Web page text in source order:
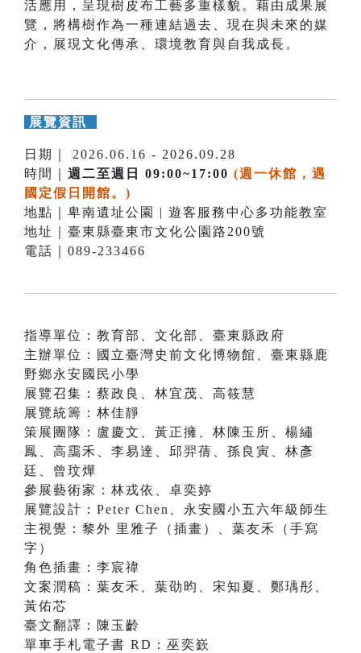
活應用，呈現樹皮布工藝多重樣貌。藉由成果展
覽，將構樹作為一種連結過去、現在與未來的媒
介，展現文化傳承、環境教育與自我成長。
展覽資訊
日期｜ 2026.06.16 - 2026.09.28
時間｜ 週二至週日 09:00~17:00 (週一休館，遇
國定假日開館。)
地點｜卑南遺址公園 | 遊客服務中心多功能教室
地址｜臺東縣臺東市文化公園路200號
電話｜089-233466
指導單位：教育部、文化部、臺東縣政府
主辦單位：國立臺灣史前文化博物館、臺東縣鹿
野鄉永安國民小學
展覽召集：蔡政良、林宜茂、高筱慧
展覽統籌：林佳靜
策展團隊：盧慶文、黃正擁、林陳玉所、楊繡
鳳、高靄禾、李易達、邱羿蒨、孫良寅、林彥
廷、曾玟燁
參展藝術家：林戎依、卓奕婷
展覽設計：Peter Chen、永安國小五六年級師生
主視覺：黎外 里雅子（插畫）、葉友禾（手寫
字）
角色插畫：李宸禕
文案潤稿：葉友禾、葉劭昀、宋知夏、鄭瑀彤、
黃佑芯
臺文翻譯：陳玉齡
單車手札電子書 RD：巫奕嶔